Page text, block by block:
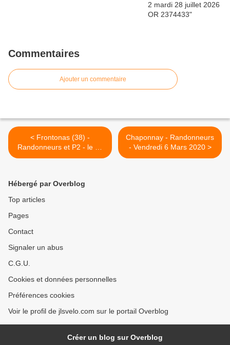
Commentaires
Ajouter un commentaire
< Frontonas (38) -
Randonneurs et P2 - le 28
février 2020
Chaponnay - Randonneurs
- Vendredi 6 Mars 2020 >
Hébergé par Overblog
Top articles
Pages
Contact
Signaler un abus
C.G.U.
Cookies et données personnelles
Préférences cookies
Voir le profil de jlsvelo.com sur le portail Overblog
Créer un blog sur Overblog